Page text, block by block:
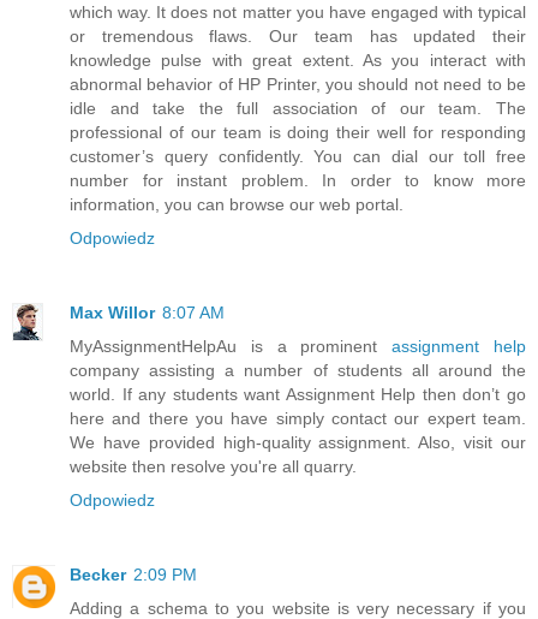
which way. It does not matter you have engaged with typical
or tremendous flaws. Our team has updated their
knowledge pulse with great extent. As you interact with
abnormal behavior of HP Printer, you should not need to be
idle and take the full association of our team. The
professional of our team is doing their well for responding
customer’s query confidently. You can dial our toll free
number for instant problem. In order to know more
information, you can browse our web portal.
Odpowiedz
Max Willor 8:07 AM
MyAssignmentHelpAu is a prominentassignment help
company assisting a number of students all around the
world. If any students want Assignment Help then don’t go
here and there you have simply contact our expert team.
We have provided high-quality assignment. Also, visit our
website then resolve you're all quarry.
Odpowiedz
Becker 2:09 PM
Adding a schema to you website is very necessary if you